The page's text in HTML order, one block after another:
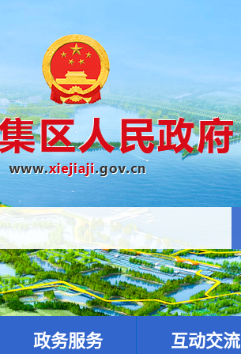
政务服务 互动交流